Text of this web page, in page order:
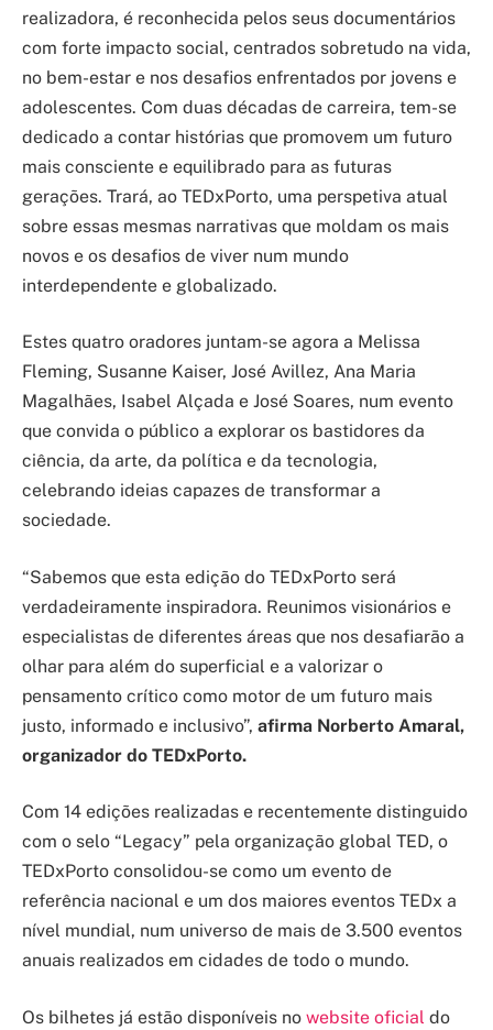
realizadora, é reconhecida pelos seus documentários
com forte impacto social, centrados sobretudo na vida,
no bem-estar e nos desafios enfrentados por jovens e
adolescentes. Com duas décadas de carreira, tem-se
dedicado a contar histórias que promovem um futuro
mais consciente e equilibrado para as futuras
gerações. Trará, ao TEDxPorto, uma perspetiva atual
sobre essas mesmas narrativas que moldam os mais
novos e os desafios de viver num mundo
interdependente e globalizado.
Estes quatro oradores juntam-se agora a Melissa
Fleming, Susanne Kaiser, José Avillez, Ana Maria
Magalhães, Isabel Alçada e José Soares, num evento
que convida o público a explorar os bastidores da
ciência, da arte, da política e da tecnologia,
celebrando ideias capazes de transformar a
sociedade.
“Sabemos que esta edição do TEDxPorto será
verdadeiramente inspiradora. Reunimos visionários e
especialistas de diferentes áreas que nos desafiarão a
olhar para além do superficial e a valorizar o
pensamento crítico como motor de um futuro mais
justo, informado e inclusivo”, afirma Norberto Amaral,
organizador do TEDxPorto.
Com 14 edições realizadas e recentemente distinguido
com o selo “Legacy” pela organização global TED, o
TEDxPorto consolidou-se como um evento de
referência nacional e um dos maiores eventos TEDx a
nível mundial, num universo de mais de 3.500 eventos
anuais realizados em cidades de todo o mundo.
Os bilhetes já estão disponíveis no website oficial do